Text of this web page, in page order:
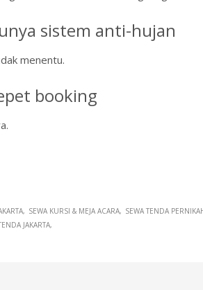
sistem anti-hujan
menentu.
booking
SEWA KURSI & MEJA ACARA SEWA TENDA
JAKARTA